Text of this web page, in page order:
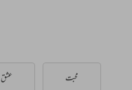
محبت عشق